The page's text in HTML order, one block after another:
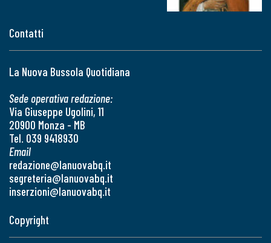
Contatti
La Nuova Bussola Quotidiana
Sede operativa redazione:
Via Giuseppe Ugolini, 11
20900 Monza - MB
Tel. 039 9418930
Email
redazione@lanuovabq.it
segreteria@lanuovabq.it
inserzioni@lanuovabq.it
Copyright